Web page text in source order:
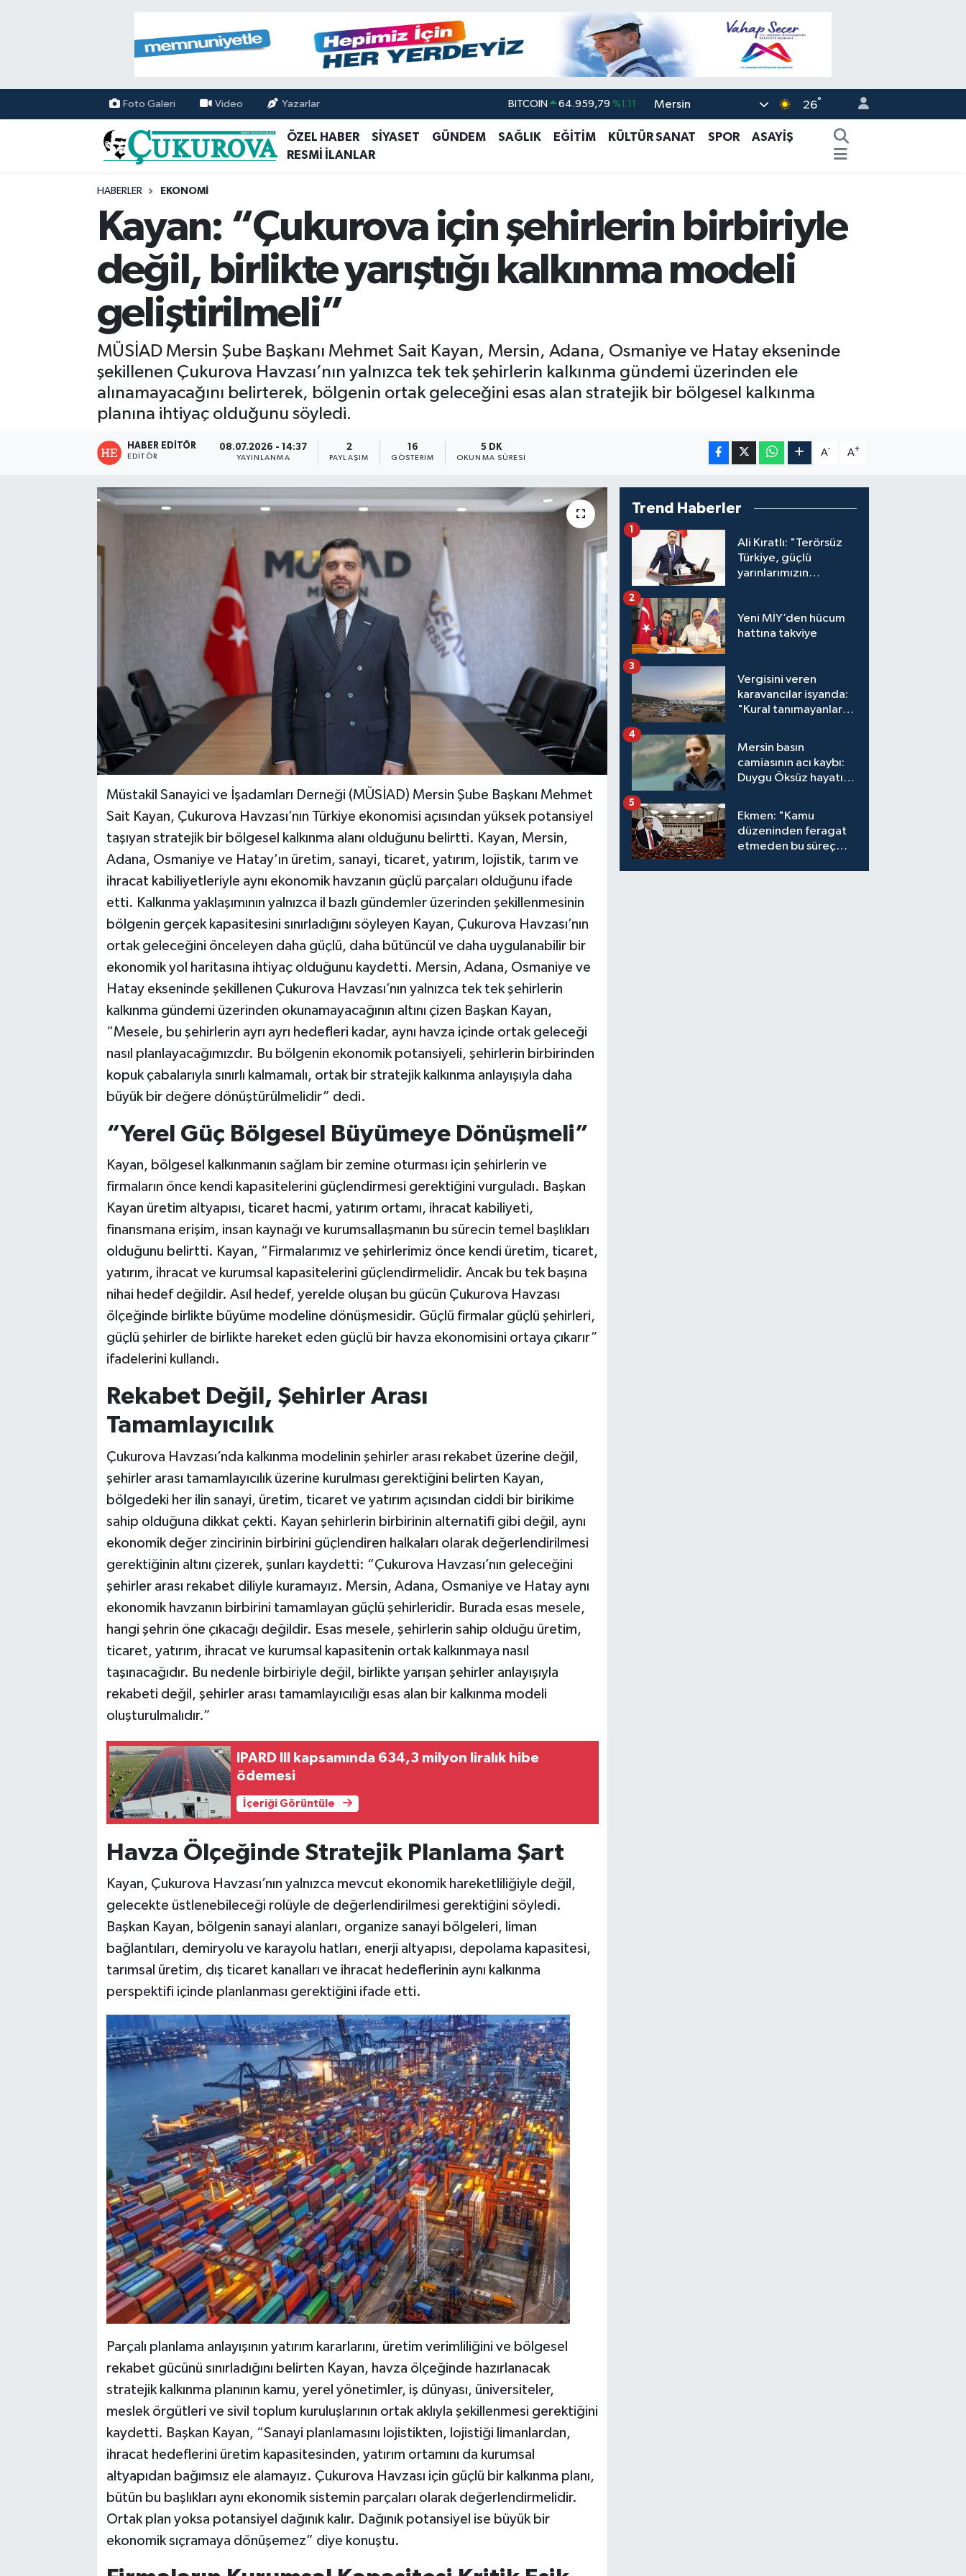
Foto Galeri Video Yazarlar DOLAR 47,7436 %0.18
EURO 55,2510 %0.32
13.779
BITCOIN 64.959,79 %1.11
Mersin 26°
ÖZEL HABER SİYASET GÜNDEM SAĞLIK EĞİTİM KÜLTÜR SANAT SPOR
ASAYİŞ
RESMİ İLANLAR
HABERLER EKONOMİ
Kayan: “Çukurova için şehirlerin birbiriyle
değil, birlikte yarıştığı kalkınma modeli
geliştirilmeli”
MÜSİAD Mersin Şube Başkanı Mehmet Sait Kayan, Mersin, Adana, Osmaniye ve Hatay ekseninde
şekillenen Çukurova Havzası’nın yalnızca tek tek şehirlerin kalkınma gündemi üzerinden ele
alınamayacağını belirterek, bölgenin ortak geleceğini esas alan stratejik bir bölgesel kalkınma
planına ihtiyaç olduğunu söyledi.
HABER EDITÖR
EDITÖR
08.07.2026 - 14:37
YAYINLANMA
2
PAYLAŞIM
16
GÖSTERIM
5 DK
OKUNMA SÜRESI
A- A+
Müstakil Sanayici ve İşadamları Derneği (MÜSİAD) Mersin Şube Başkanı Mehmet
Sait Kayan, Çukurova Havzası’nın Türkiye ekonomisi açısından yüksek potansiyel
taşıyan stratejik bir bölgesel kalkınma alanı olduğunu belirtti. Kayan, Mersin,
Adana, Osmaniye ve Hatay’ın üretim, sanayi, ticaret, yatırım, lojistik, tarım ve
ihracat kabiliyetleriyle aynı ekonomik havzanın güçlü parçaları olduğunu ifade
etti. Kalkınma yaklaşımının yalnızca il bazlı gündemler üzerinden şekillenmesinin
bölgenin gerçek kapasitesini sınırladığını söyleyen Kayan, Çukurova Havzası’nın
ortak geleceğini önceleyen daha güçlü, daha bütüncül ve daha uygulanabilir bir
ekonomik yol haritasına ihtiyaç olduğunu kaydetti. Mersin, Adana, Osmaniye ve
Hatay ekseninde şekillenen Çukurova Havzası’nın yalnızca tek tek şehirlerin
kalkınma gündemi üzerinden okunamayacağının altını çizen Başkan Kayan,
“Mesele, bu şehirlerin ayrı ayrı hedefleri kadar, aynı havza içinde ortak geleceği
nasıl planlayacağımızdır. Bu bölgenin ekonomik potansiyeli, şehirlerin birbirinden
kopuk çabalarıyla sınırlı kalmamalı, ortak bir stratejik kalkınma anlayışıyla daha
büyük bir değere dönüştürülmelidir” dedi.
“Yerel Güç Bölgesel Büyümeye Dönüşmeli”
Kayan, bölgesel kalkınmanın sağlam bir zemine oturması için şehirlerin ve
firmaların önce kendi kapasitelerini güçlendirmesi gerektiğini vurguladı. Başkan
Kayan üretim altyapısı, ticaret hacmi, yatırım ortamı, ihracat kabiliyeti,
finansmana erişim, insan kaynağı ve kurumsallaşmanın bu sürecin temel başlıkları
olduğunu belirtti. Kayan, “Firmalarımız ve şehirlerimiz önce kendi üretim, ticaret,
yatırım, ihracat ve kurumsal kapasitelerini güçlendirmelidir. Ancak bu tek başına
nihai hedef değildir. Asıl hedef, yerelde oluşan bu gücün Çukurova Havzası
ölçeğinde birlikte büyüme modeline dönüşmesidir. Güçlü firmalar güçlü şehirleri,
güçlü şehirler de birlikte hareket eden güçlü bir havza ekonomisini ortaya çıkarır”
ifadelerini kullandı.
Rekabet Değil, Şehirler Arası
Tamamlayıcılık
Çukurova Havzası’nda kalkınma modelinin şehirler arası rekabet üzerine değil,
şehirler arası tamamlayıcılık üzerine kurulması gerektiğini belirten Kayan,
bölgedeki her ilin sanayi, üretim, ticaret ve yatırım açısından ciddi bir birikime
sahip olduğuna dikkat çekti. Kayan şehirlerin birbirinin alternatifi gibi değil, aynı
ekonomik değer zincirinin birbirini güçlendiren halkaları olarak değerlendirilmesi
gerektiğinin altını çizerek, şunları kaydetti: “Çukurova Havzası’nın geleceğini
şehirler arası rekabet diliyle kuramayız. Mersin, Adana, Osmaniye ve Hatay aynı
ekonomik havzanın birbirini tamamlayan güçlü şehirleridir. Burada esas mesele,
hangi şehrin öne çıkacağı değildir. Esas mesele, şehirlerin sahip olduğu üretim,
ticaret, yatırım, ihracat ve kurumsal kapasitenin ortak kalkınmaya nasıl
taşınacağıdır. Bu nedenle birbiriyle değil, birlikte yarışan şehirler anlayışıyla
rekabeti değil, şehirler arası tamamlayıcılığı esas alan bir kalkınma modeli
oluşturulmalıdır.”
IPARD III kapsamında 634,3 milyon liralık hibe
ödemesi
İçeriği Görüntüle
Havza Ölçeğinde Stratejik Planlama Şart
Kayan, Çukurova Havzası’nın yalnızca mevcut ekonomik hareketliliğiyle değil,
gelecekte üstlenebileceği rolüyle de değerlendirilmesi gerektiğini söyledi.
Başkan Kayan, bölgenin sanayi alanları, organize sanayi bölgeleri, liman
bağlantıları, demiryolu ve karayolu hatları, enerji altyapısı, depolama kapasitesi,
tarımsal üretim, dış ticaret kanalları ve ihracat hedeflerinin aynı kalkınma
perspektifi içinde planlanması gerektiğini ifade etti.
Parçalı planlama anlayışının yatırım kararlarını, üretim verimliliğini ve bölgesel
rekabet gücünü sınırladığını belirten Kayan, havza ölçeğinde hazırlanacak
stratejik kalkınma planının kamu, yerel yönetimler, iş dünyası, üniversiteler,
meslek örgütleri ve sivil toplum kuruluşlarının ortak aklıyla şekillenmesi gerektiğini
kaydetti. Başkan Kayan, “Sanayi planlamasını lojistikten, lojistiği limanlardan,
ihracat hedeflerini üretim kapasitesinden, yatırım ortamını da kurumsal
altyapıdan bağımsız ele alamayız. Çukurova Havzası için güçlü bir kalkınma planı,
bütün bu başlıkları aynı ekonomik sistemin parçaları olarak değerlendirmelidir.
Ortak plan yoksa potansiyel dağınık kalır. Dağınık potansiyel ise büyük bir
ekonomik sıçramaya dönüşemez” diye konuştu.
Trend Haberler
Ali Kıratlı: "Terörsüz
Türkiye, güçlü
yarınlarımızın
1
Yeni MİY’den hücum
hattına takviye
2
Vergisini veren
karavancılar isyanda:
"Kural tanımayanlar
3
Mersin basın
camiasının acı kaybı:
Duygu Öksüz hayatını
4
Ekmen: "Kamu
düzeninden feragat
etmeden bu süreç
5
Mersin Nöbetçi Eczaneler
Mersin Hava Durumu
Mersin Namaz Vakitleri
Mersin Trafik Yoğunluk Haritası
Tüm Manşetler
Son Dakika Haberleri
Haber Arşivi